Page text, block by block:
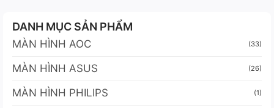
DANH MỤC SẢN PHẨM
MÀN HÌNH AOC (33)
MÀN HÌNH ASUS (26)
MÀN HÌNH PHILIPS (1)